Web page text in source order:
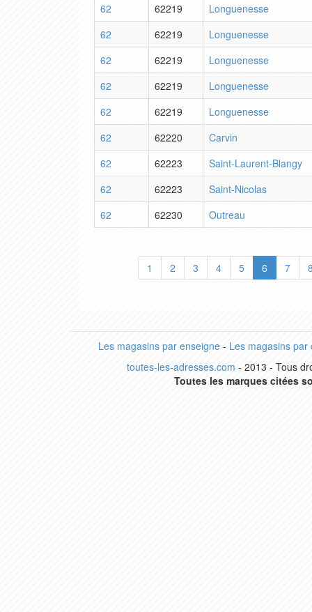
62
62219
Longuenesse
62
62219
Longuenesse
62
62219
Longuenesse
62
62219
Longuenesse
62
62219
Longuenesse
62
62220
Carvin
62
62223
Saint-Laurent-Blangy
62
62223
Saint-Nicolas
62
62230 Outreau
1 2 3 4 5 6 7
Les magasins par enseigne- Les magasins par
toutes-les-adresses.com - 2013 - Tous
Toutes les marques citées